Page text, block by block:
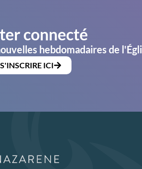
connecté
hebdomadaires de
S'INSCRIRE ICI